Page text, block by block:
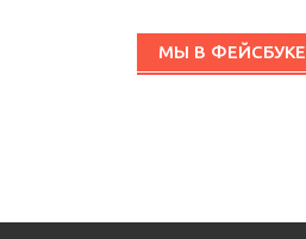
МЫ В ФЕЙСБУКЕ